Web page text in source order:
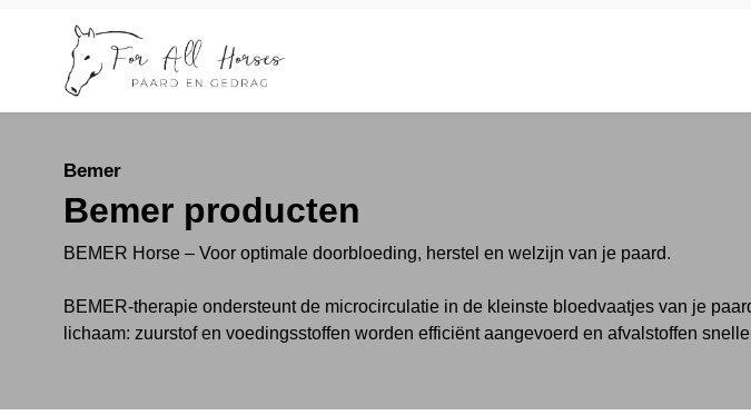
Bemer
Bemer producten
BEMER Horse – Voor optimale doorbloeding, herstel en welzijn van je paard.
BEMER-therapie ondersteunt de microcirculatie in de kleinste bloedvaatjes van je
lichaam: zuurstof en voedingsstoffen worden efficiënt aangevoerd en afvalstoffen